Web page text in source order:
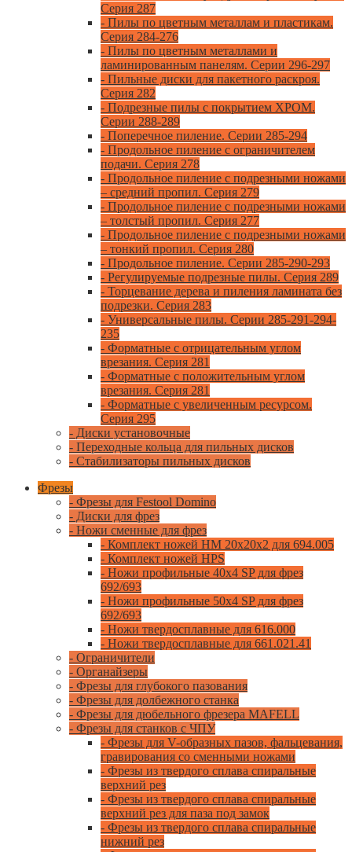
Серия 287
- Пилы по цветным металлам и пластикам.
Серия 284-276
- Пилы по цветным металлами и
ламинированным панелям. Серии 296-297
- Пильные диски для пакетного раскроя.
Серия 282
- Подрезные пилы с покрытием ХРОМ.
Серии 288-289
- Поперечное пиление. Серии 285-294
- Продольное пиление с ограничителем
подачи. Серия 278
- Продольное пиление с подрезными ножами
– средний пропил. Серия 279
- Продольное пиление с подрезными ножами
– толстый пропил. Серия 277
- Продольное пиление с подрезными ножами
– тонкий пропил. Серия 280
- Продольное пиление. Серии 285-290-293
- Регулируемые подрезные пилы. Серия 289
- Торцевание дерева и пиления ламината без
подрезки. Серия 283
- Универсальные пилы. Серии 285-291-294-
235
- Форматные с отрицательным углом
врезания. Серия 281
- Форматные с положительным углом
врезания. Серия 281
- Форматные с увеличенным ресурсом.
Серия 295
- Диски установочные
- Переходные кольца для пильных дисков
- Стабилизаторы пильных дисков
Фрезы
- Фрезы для Festool Domino
- Диски для фрез
- Ножи сменные для фрез
- Комплект ножей HM 20x20x2 для 694.005
- Комплект ножей HPS
- Ножи профильные 40x4 SP для фрез
692/693
- Ножи профильные 50x4 SP для фрез
692/693
- Ножи твердосплавные для 616.000
- Ножи твердосплавные для 661.021.41
- Ограничители
- Органайзеры
- Фрезы для глубокого пазования
- Фрезы для долбежного станка
- Фрезы для дюбельного фрезера MAFELL
- Фрезы для станков с ЧПУ
- Фрезы для V-образных пазов, фальцевания,
гравирования со сменными ножами
- Фрезы из твердого сплава спиральные
верхний рез
- Фрезы из твердого сплава спиральные
верхний рез для паза под замок
- Фрезы из твердого сплава спиральные
нижний рез